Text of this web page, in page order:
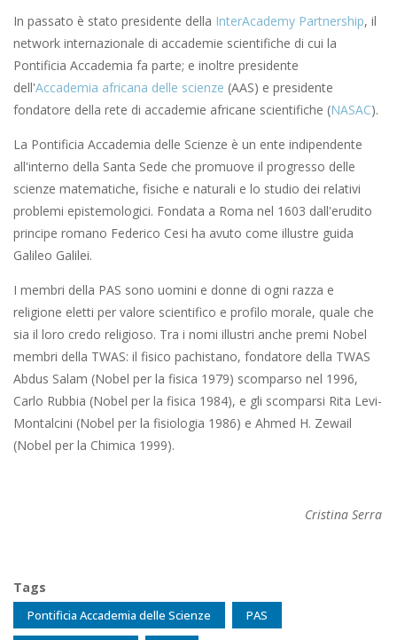
In passato è stato presidente della InterAcademy Partnership, il
network internazionale di accademie scientifiche di cui la
Pontificia Accademia fa parte; e inoltre presidente
dell'Accademia africana delle scienze (AAS) e presidente
fondatore della rete di accademie africane scientifiche (NASAC).
La Pontificia Accademia delle Scienze è un ente indipendente
all'interno della Santa Sede che promuove il progresso delle
scienze matematiche, fisiche e naturali e lo studio dei relativi
problemi epistemologici. Fondata a Roma nel 1603 dall'erudito
principe romano Federico Cesi ha avuto come illustre guida
Galileo Galilei.
I membri della PAS sono uomini e donne di ogni razza e
religione eletti per valore scientifico e profilo morale, quale che
sia il loro credo religioso. Tra i nomi illustri anche premi Nobel
membri della TWAS: il fisico pachistano, fondatore della TWAS
Abdus Salam (Nobel per la fisica 1979) scomparso nel 1996,
Carlo Rubbia (Nobel per la fisica 1984), e gli scomparsi Rita Levi-
Montalcini (Nobel per la fisiologia 1986) e Ahmed H. Zewail
(Nobel per la Chimica 1999).
Cristina Serra
Tags
Pontificia Accademia delle Scienze PAS